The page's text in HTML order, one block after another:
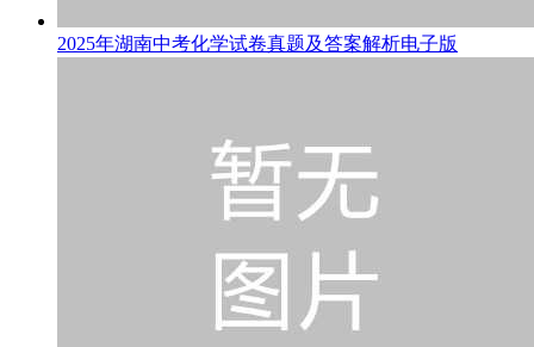
2025年湖南中考化学试卷真题及答案解析电子版